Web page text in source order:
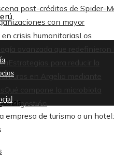
post-créditos de Spider-
con mayor
crisis humanitariasLos
avanzada que redefinieron
Estrategias para reducir la
en Argelia mediante
Qué compone la microbiota
la digestión
empresa de turismo o un hotel: